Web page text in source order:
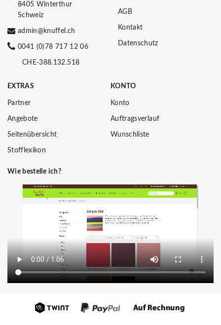
8405 Winterthur
Schweiz
admin@knuffel.ch
0041 (0)78 717 12 06
CHE-388.132.518
AGB
Kontakt
Datenschutz
EXTRAS
Partner
Angebote
Seitenübersicht
Stofflexikon
KONTO
Konto
Auftragsverlauf
Wunschliste
Wie bestelle ich?